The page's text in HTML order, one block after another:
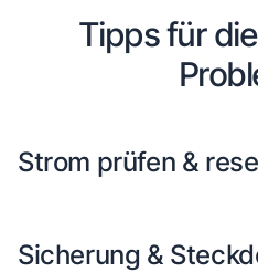
Tipps für
Strom prüfen &
Sicherung &